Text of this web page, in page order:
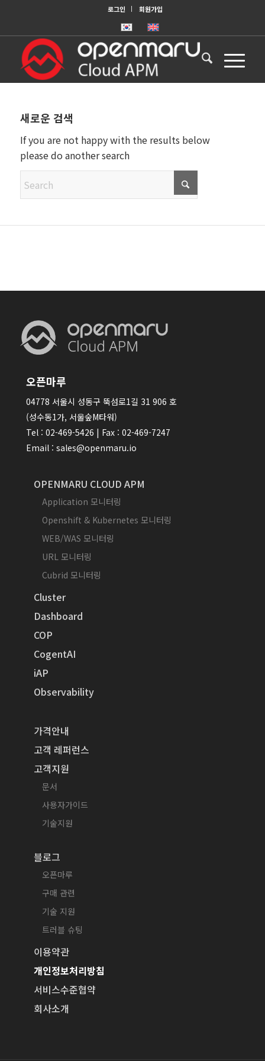
로그인 회원가입
새로운 검색
If you are not happy with the results below
please do another search
오픈마루
04778 서울시 성동구 뚝섬로1길 31 906 호
(성수동1가, 서울숲M타워)
Tel : 02-469-5426 | Fax : 02-469-7247
Email : sales@openmaru.io
OPENMARU CLOUD APM
Application 모니터링
Openshift & Kubernetes 모니터링
WEB/WAS 모니터링
URL 모니터링
Cubrid 모니터링
Cluster
Dashboard
COP
CogentAI
iAP
Observability
가격안내
고객 레퍼런스
고객지원
문서
사용자가이드
기술지원
블로그
오픈마루
구매 관련
기술 지원
트러블 슈팅
이용약관
개인정보처리방침
서비스수준협약
회사소개